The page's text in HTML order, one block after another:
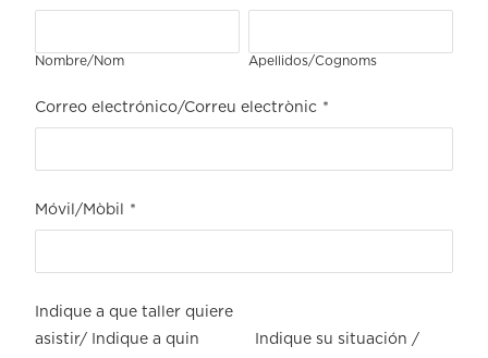
Nombre/Nom Apellidos/Cognoms
Correo electrónico/Correu electrònic *
Móvil/Mòbil *
Indique a que taller quiere
asistir/ Indique a quin
Indique su situación /